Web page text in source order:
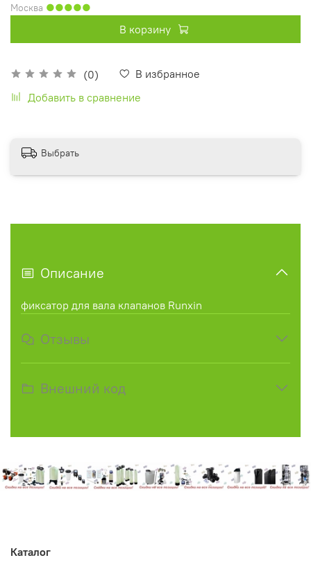
(0)
В избранное
Добавить в сравнение
Москва ●●●●●
В корзину
Выбрать
Описание
фиксатор для вала клапанов Runxin
Отзывы
Внешний код
Каталог